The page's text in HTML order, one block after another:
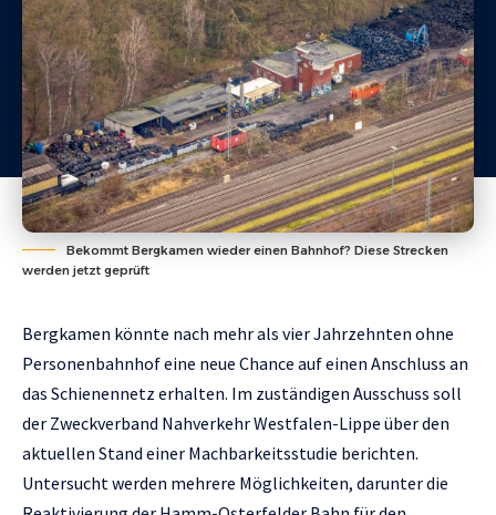
Bekommt Bergkamen wieder einen Bahnhof? Diese Strecken
werden jetzt geprüft
Bergkamen könnte nach mehr als vier Jahrzehnten ohne
Personenbahnhof eine neue Chance auf einen Anschluss an
das Schienennetz erhalten. Im zuständigen Ausschuss soll
der Zweckverband Nahverkehr Westfalen-Lippe über den
aktuellen Stand einer Machbarkeitsstudie berichten.
Untersucht werden mehrere Möglichkeiten, darunter die